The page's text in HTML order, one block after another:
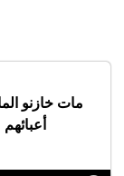
مات خازنو